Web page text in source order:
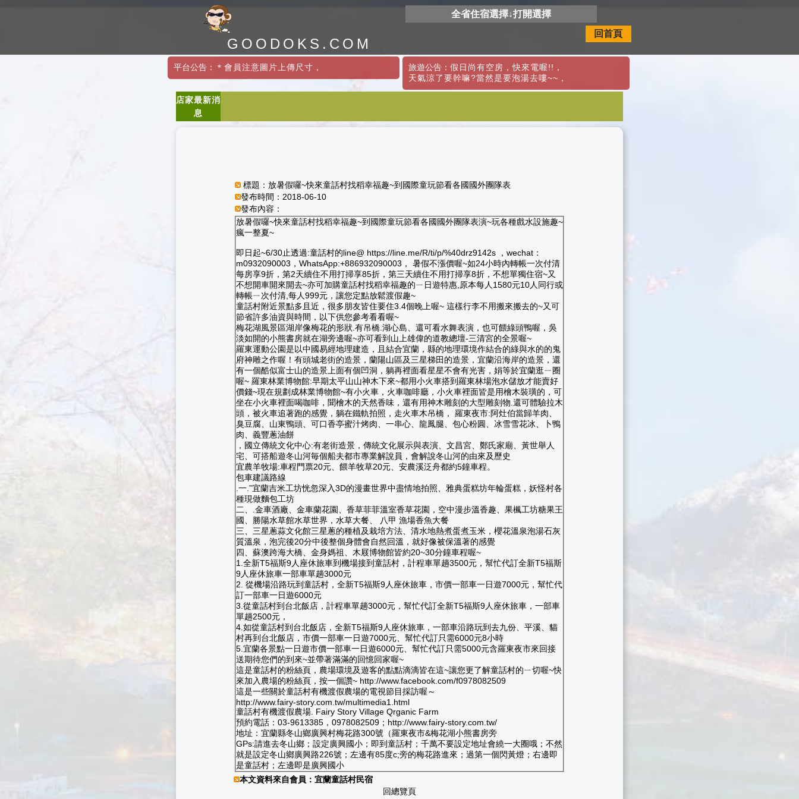
GOODOKS.COM
全省住宿選擇↓打開選擇
回首頁
平台公告： ＊會員注意圖片上傳尺寸 ， 旅遊公告： 假日尚有空房，快來電喔!! ，
天氣涼了要幹嘛?當然是要泡湯去嘍~~ ，
店家最新消
息
標題：放暑假囉~快來童話村找稻幸福趣~到國際童玩節看各國國外團隊表
發布時間：2018-06-10
發布內容：
放暑假囉~快來童話村找稻幸福趣~到國際童玩節看各國國外團隊表演~玩各種戲水設施趣~
瘋一整夏~
即日起~6/30止透過:童話村的line@ https://line.me/R/ti/p/%40drz9142s ，wechat：
m0932090003，WhatsApp:+886932090003， 暑假不漲價喔~如24小時內轉帳一次付清
每房享9折，第2天續住不用打掃享85折，第三天續住不用打掃享8折，不想單獨住宿~又
不想開車開來開去~亦可加購童話村找稻幸福趣的ㄧ日遊特惠,原本每人1580元10人同行或
轉帳ㄧ次付清,每人999元，讓您定點放鬆渡假趣~
童話村附近景點多且近，很多朋友皆住要住3.4個晚上喔~ 這樣行李不用搬來搬去的~又可
節省許多油資與時間，以下供您參考看看喔~
梅花湖風景區湖岸像梅花的形狀.有吊橋.湖心島、還可看水舞表演，也可餵綠頭鴨喔，吳
淡如開的小熊書房就在湖旁邊喔~亦可看到山上雄偉的道教總壇-三清宮的全景喔~
羅東運動公園是以中國易經地理建造，且結合宜蘭，縣的地理環境作結合的綠與水的的鬼
府神雕之作喔！有頭城老街的造景，蘭陽山區及三星梯田的造景，宜蘭沿海岸的造景，還
有一個酷似富士山的造景上面有個凹洞，躺再裡面看星星不會有光害，娟等於宜蘭逛ㄧ圈
喔~ 羅東林業博物館:早期太平山山神木下來~都用小火車搭到羅東林場泡水儲放才能賣好
價錢~現在規劃成林業博物館~有小火車，火車咖啡廳，小火車裡面皆是用檜木裝璜的，可
坐在小火車裡面喝咖啡，聞檜木的天然香味，還有用神木雕刻的大型雕刻物.還可體驗拉木
頭，被火車追著跑的感覺，躺在鐵軌拍照，走火車木吊橋， 羅東夜市:阿灶伯當歸羊肉、
臭豆腐、山東鴨頭、可口香亭蜜汁烤肉、一串心、龍鳳腿、包心粉圓、冰雪雪花冰、卜鴨
肉、義豐蔥油餅
，國立傳統文化中心:有老街造景，傳統文化展示與表演、文昌宮、鄭氏家廟、黃世舉人
宅、可搭船遊冬山河毎個船夫都市專業解說員，會解說冬山河的由來及歷史
宜農羊牧場:車程門票20元、餵羊牧草20元、安農溪泛舟都約5鐘車程。
包車建議路線
.一.”宜蘭吉米工坊恍忽深入3D的漫畫世界中盡情地拍照、雅典蛋糕坊年輪蛋糕，妖怪村各
種現做麵包工坊
二、.金車酒廠、金車蘭花園、香草菲菲溫室香草花園，空中漫步溫香趣、果楓工坊糖果王
國、勝陽水草館水草世界，水草大餐、 八甲 漁場香魚大餐
三、三星蔥蒜文化館三星蔥的種植及栽培方法、清水地熱煮蛋煮玉米，櫻花溫泉泡湯石灰
質溫泉，泡完後20分中後整個身體會自然回溫，就好像被保溫著的感覺
四、蘇澳跨海大橋、金身媽祖、木屐博物館皆約20~30分鐘車程喔~
1.全新T5福斯9人座休旅車到機場接到童話村，計程車單趟3500元，幫忙代訂全新T5福斯
9人座休旅車一部車單趟3000元
2. 從機場沿路玩到童話村，全新T5福斯9人座休旅車，市價一部車一日遊7000元，幫忙代
訂一部車一日遊6000元
3.從童話村到台北飯店，計程車單趟3000元，幫忙代訂全新T5福斯9人座休旅車，一部車
單趟2500元，
4.如從童話村到台北飯店，全新T5福斯9人座休旅車，一部車沿路玩到去九份、平溪、貓
村再到台北飯店，市價一部車一日遊7000元、幫忙代訂只需6000元8小時
5.宜蘭各景點一日遊市價一部車一日遊6000元、幫忙代訂只需5000元含羅東夜市來回接
送期待您們的到來~並帶著滿滿的回憶回家喔~
這是童話村的粉絲頁，農場環境及遊客的點點滴滴皆在這~讓您更了解童話村的ㄧ切喔~快
來加入農場的粉絲頁，按一個讚~ http://www.facebook.com/f0978082509
這是一些關於童話村有機渡假農場的電視節目採訪喔～
http://www.fairy-story.com.tw/multimedia1.html
童話村有機渡假農場. Fairy Story Village Qrganic Farm
預約電話：03-9613385，0978082509；http://www.fairy-story.com.tw/
地址：宜蘭縣冬山鄉廣興村梅花路300號（羅東夜市&梅花湖小熊書房旁
GPs:請進去冬山鄉；設定廣興國小；即到童話村；千萬不要設定地址會繞一大圈哦；不然
就是設定冬山鄉廣興路226號；左邊有85度c;旁的梅花路進來；過第一個閃黃燈；右邊即
是童話村；左邊即是廣興國小
本文資料來自會員： 宜蘭童話村民宿
回總覽頁